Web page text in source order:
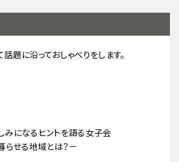
題に沿っておしゃべりをします。
みになるヒントを語る女子会
らせる地域とは？－